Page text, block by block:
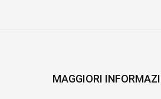
MAGGIORI